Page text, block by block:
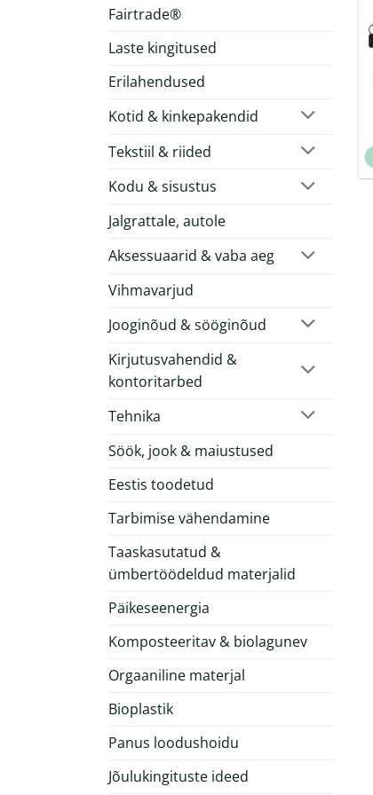
Fairtrade®
Laste kingitused
Erilahendused
Kotid & kinkepakendid
Tekstiil & riided
Kodu & sisustus
Jalgrattale, autole
Aksessuaarid & vaba aeg
Vihmavarjud
Jooginõud & sööginõud
Kirjutusvahendid &
kontoritarbed
Tehnika
Söök, jook & maiustused
Eestis toodetud
Tarbimise vähendamine
Taaskasutatud &
ümbertöödeldud materjalid
Päikeseenergia
Komposteeritav & biolagunev
Orgaaniline materjal
Bioplastik
Panus loodushoidu
Jõulukingituste ideed